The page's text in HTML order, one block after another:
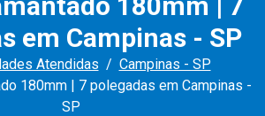
em Campinas - SP
Atendidas
Campinas - SP
180mm | 7 polegadas em Campinas -
SP